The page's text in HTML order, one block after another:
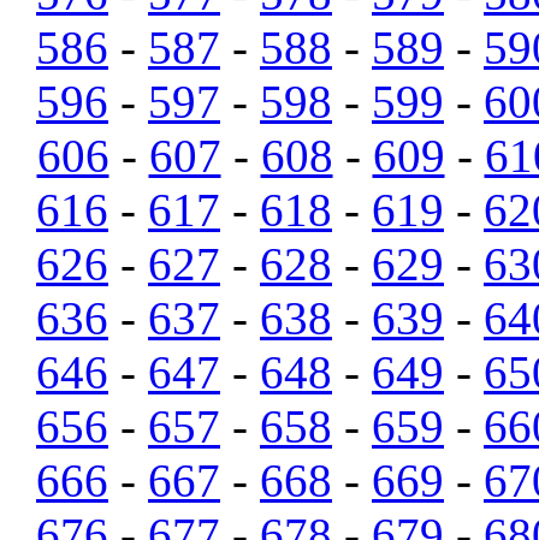
586 - 587 - 588 - 589 -
596 - 597 - 598 - 599 -
606 - 607 - 608 - 609 -
616 - 617 - 618 - 619 -
626 - 627 - 628 - 629 -
636 - 637 - 638 - 639 -
646 - 647 - 648 - 649 -
656 - 657 - 658 - 659 -
666 - 667 - 668 - 669 -